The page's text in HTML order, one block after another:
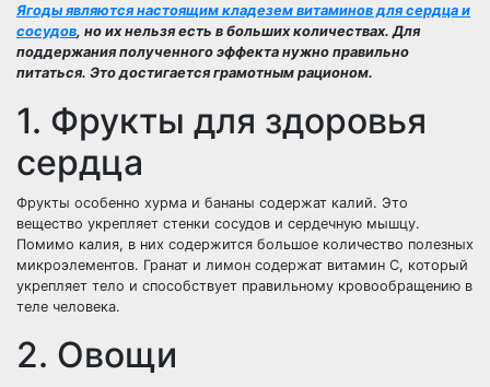
Отправить
Ягоды являются настоящим кладезем витаминов для сердца и
сосудов, но их нельзя есть в больших количествах. Для
поддержания полученного эффекта нужно правильно
питаться. Это достигается грамотным рационом.
1. Фрукты для здоровья
сердца
Фрукты особенно хурма и бананы содержат калий. Это
вещество укрепляет стенки сосудов и сердечную мышцу.
Помимо калия, в них содержится большое количество полезных
микроэлементов. Гранат и лимон содержат витамин С, который
укрепляет тело и способствует правильному кровообращению в
теле человека.
2. Овощи